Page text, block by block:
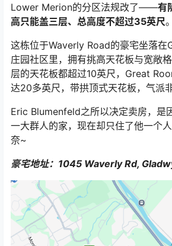
Lower Merion的分区法规改了——有
高只能盖三层、总高度不超过35英尺。
这栋位于Waverly Road的豪宅坐落在
庄园社区里，拥有挑高天花板与宽敞
层的天花板都超过10英尺，Great
达20多英尺，带拱顶式天花板，气派非
Eric Blumenfeld之所以决定卖房，是
一大群人的家，现在却只住了他一个
奈~
豪宅地址：1045 Waverly Rd,